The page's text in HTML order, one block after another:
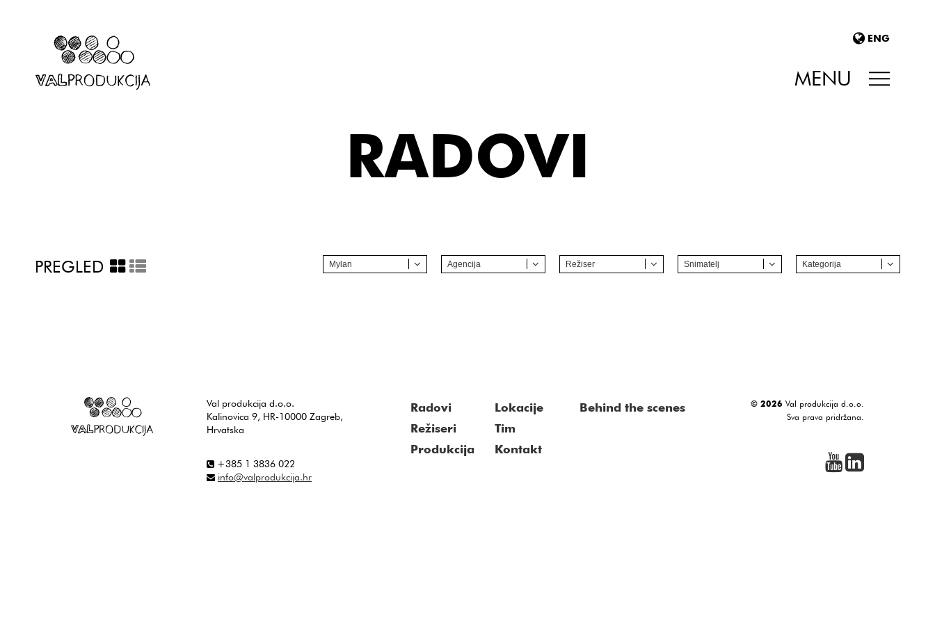
ENG
MENU
RADOVI
PREGLED Mylan Agencija Režiser Snimatelj Kategorija
Val produkcija d.o.o.
Kalinovica 9, HR-10000 Zagreb,
Hrvatska
+385 1 3836 022
info@valprodukcija.hr
Radovi
Režiseri
Produkcija
Lokacije
Tim
Kontakt
Behind the scenes © 2026 Val produkcija d.o.o.
Sva prava pridržana.